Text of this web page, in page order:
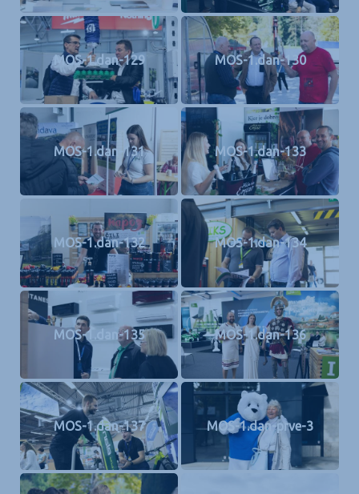
MOS-1.dan-129 MOS-1.dan-130
MOS-1.dan-131 MOS-1.dan-133
MOS-1.dan-132 MOS-1.dan-134
MOS-1.dan-135 MOS-1.dan-136
MOS-1.dan-137 MOS-1.dan-prve-3